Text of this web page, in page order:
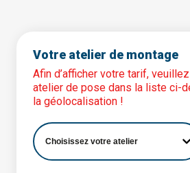
Votre atelier de montage
Afin d’afficher votre tarif,
atelier de pose dans la liste ci-
la géolocalisation !